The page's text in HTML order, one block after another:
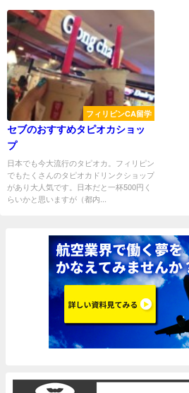
フィリピンCA留学
セブのおすすめタピオカショッ
プ
日本でも今大流行のタピオカ。フィリピン
でもたくさんのタピオカドリンクショップ
があり大人気です。日本だと一杯500円く
らいかと思いますが（都内...